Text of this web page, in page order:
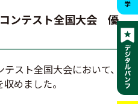
ンテスト全国大会 優
スト全国大会において、
めました。